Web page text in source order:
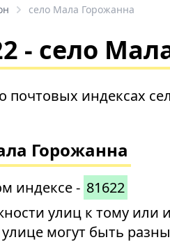
село Мала Горожанна
- село
индексах
Горожанна
индексе - 81622
улиц к тому или
могут быть